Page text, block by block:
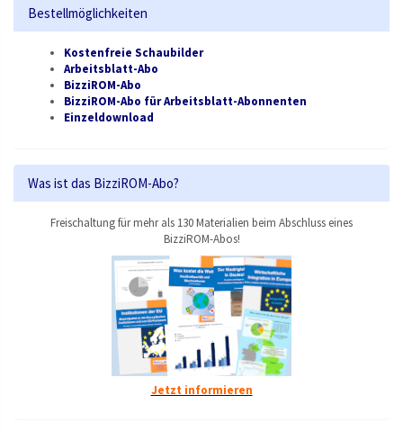
Bestellmöglichkeiten
Kostenfreie Schaubilder
Arbeitsblatt-Abo
BizziROM-Abo
BizziROM-Abo für Arbeitsblatt-Abonnenten
Einzeldownload
Was ist das BizziROM-Abo?
Freischaltung für mehr als 130 Materialien beim Abschluss eines
BizziROM-Abos!
Jetzt informieren